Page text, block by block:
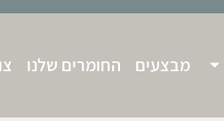
מבצעים החומרים שלנו